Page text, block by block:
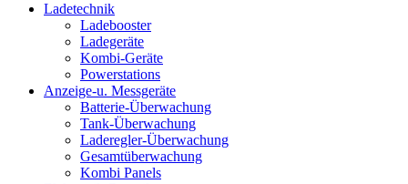
Ladetechnik
Ladebooster
Ladegeräte
Kombi-Geräte
Powerstations
Anzeige-u. Messgeräte
Batterie-Überwachung
Tank-Überwachung
Laderegler-Überwachung
Gesamtüberwachung
Kombi Panels